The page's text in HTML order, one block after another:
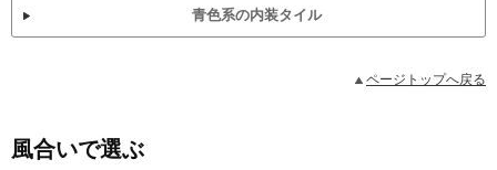
青色系の内装タイル
ページトップへ戻る
風合いで選ぶ